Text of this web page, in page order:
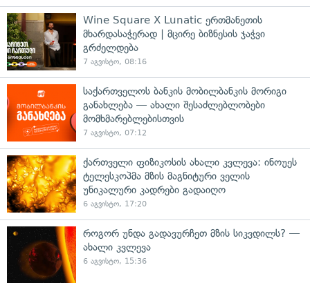
Wine Square X Lunatic ერთმანეთის
მხარდასაჭერად | მცირე ბიზნესის ჯაჭვი
გრძელდება
7 აგვისტო, 08:16
საქართველოს ბანკის მობილბანკის მორიგი
განახლება — ახალი შესაძლებლობები
მომხმარებლებისთვის
7 აგვისტო, 07:12
ქართველი ფიზიკოსის ახალი კვლევა: ინოუეს
ტელესკოპმა მზის მაგნიტური ველის
უნიკალური კადრები გადაიღო
6 აგვისტო, 17:20
როგორ უნდა გადავურჩეთ მზის სიკვდილს? —
ახალი კვლევა
6 აგვისტო, 15:36